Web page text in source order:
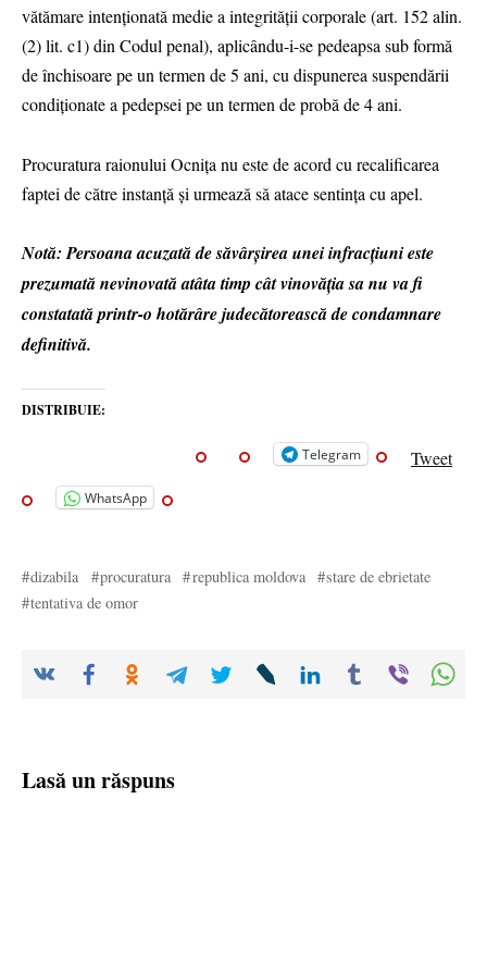
vătămare intenționată medie a integrității corporale (art. 152 alin.
(2) lit. c1) din Codul penal), aplicându-i-se pedeapsa sub formă
de închisoare pe un termen de 5 ani, cu dispunerea suspendării
condiționate a pedepsei pe un termen de probă de 4 ani.
Procuratura raionului Ocnița nu este de acord cu recalificarea
faptei de către instanță și urmează să atace sentința cu apel.
Notă: Persoana acuzată de săvârșirea unei infracțiuni este
prezumată nevinovată atâta timp cât vinovăția sa nu va fi
constatată printr-o hotărâre judecătorească de condamnare
definitivă.
DISTRIBUIE:
Telegram Tweet
WhatsApp
dizabila procuratura republica moldova
stare de ebrietate
tentativa de omor
Lasă un răspuns